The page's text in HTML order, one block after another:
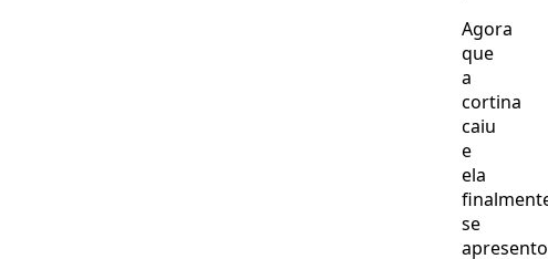
Agora
que
a
cortina
caiu
e
ela
se